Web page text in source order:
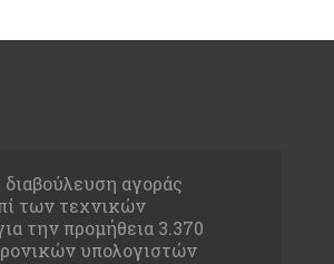
αγοράς
των τεχνικών
την προμήθεια 3.370
υπολογιστών